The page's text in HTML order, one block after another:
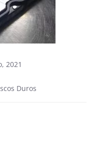
2021
Duros